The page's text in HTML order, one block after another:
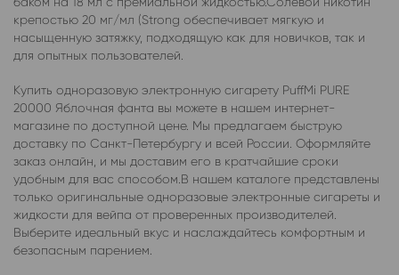
крепостью 20 мг/мл (Strong обеспечивает мягкую и
насыщенную затяжку, подходящую как для новичков, так и
для опытных пользователей.
Купить одноразовую электронную сигарету PuffMi PURE
20000 Яблочная фанта вы можете в нашем интернет-
магазине по доступной цене. Мы предлагаем быструю
доставку по Санкт-Петербургу и всей России. Оформляйте
заказ онлайн, и мы доставим его в кратчайшие сроки
удобным для вас способом.В нашем каталоге представлены
только оригинальные одноразовые электронные сигареты и
жидкости для вейпа от проверенных производителей.
Выберите идеальный вкус и наслаждайтесь комфортным и
безопасным парением.